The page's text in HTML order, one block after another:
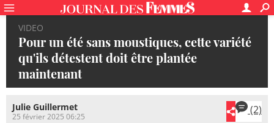
VIDEO
Pour un été sans moustiques, cette variété
qu'ils détestent doit être plantée
maintenant
Julie Guillermet
25 février 2025 06:25
(2)